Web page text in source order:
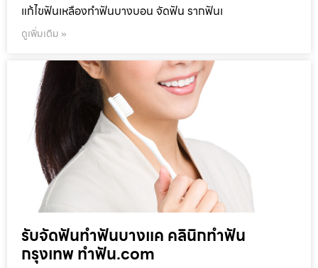
แก้ไขฟันเหลืองทำฟันบางบอน จัดฟัน รากฟันเ
ดูเพิ่มเติม »
รับจัดฟันทำฟันบางแค คลินิกทำฟัน
กรุงเทพ ทำฟัน.com